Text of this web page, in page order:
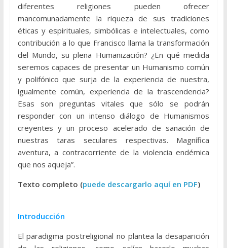
diferentes religiones pueden ofrecer
mancomunadamente la riqueza de sus tradiciones
éticas y espirituales, simbólicas e intelectuales, como
contribución a lo que Francisco llama la transformación
del Mundo, su plena Humanización? ¿En qué medida
seremos capaces de presentar un Humanismo común
y polifónico que surja de la experiencia de nuestra,
igualmente común, experiencia de la trascendencia?
Esas son preguntas vitales que sólo se podrán
responder con un intenso diálogo de Humanismos
creyentes y un proceso acelerado de sanación de
nuestras taras seculares respectivas. Magnífica
aventura, a contracorriente de la violencia endémica
que nos aqueja”.
Texto completo (puede descargarlo aquí en PDF)
Introducción
El paradigma postreligional no plantea la desaparición